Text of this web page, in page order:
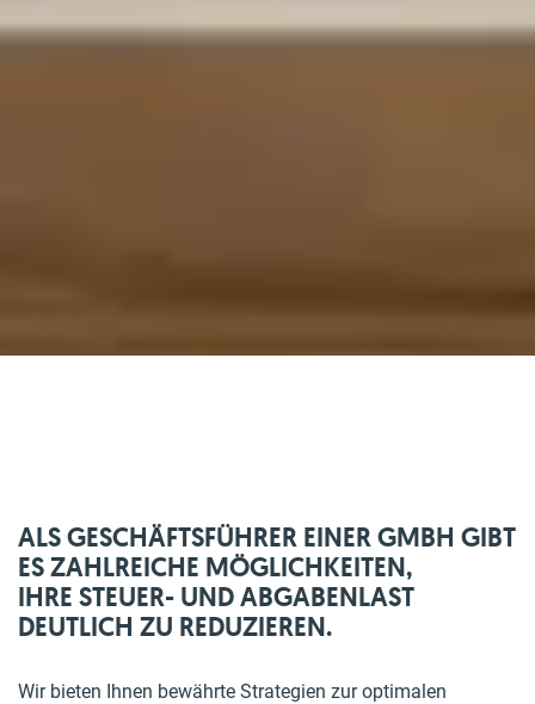
ALS GESCHÄFTSFÜHRER EINER GMBH GIBT
ES ZAHLREICHE MÖGLICHKEITEN,
IHRE STEUER- UND ABGABENLAST
DEUTLICH ZU REDUZIEREN.
Wir bieten Ihnen bewährte Strategien zur optimalen